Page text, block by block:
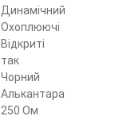
Динамічний
Охоплюючі
Відкриті
так
Чорний
Алькантара
250 Ом